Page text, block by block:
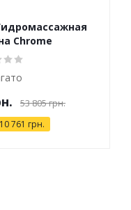
Chrome
53 805 грн.
10 761 грн.